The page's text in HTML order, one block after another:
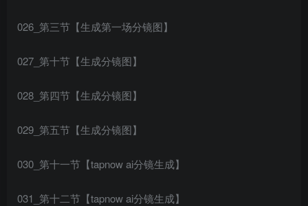
026_第三节【生成第一场分镜图】
027_第十节【生成分镜图】
028_第四节【生成分镜图】
029_第五节【生成分镜图】
030_第十一节【tapnow ai分镜生成】
031_第十二节【tapnow ai分镜生成】